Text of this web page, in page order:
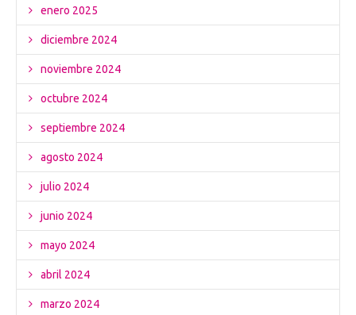
enero 2025
diciembre 2024
noviembre 2024
octubre 2024
septiembre 2024
agosto 2024
julio 2024
junio 2024
mayo 2024
abril 2024
marzo 2024